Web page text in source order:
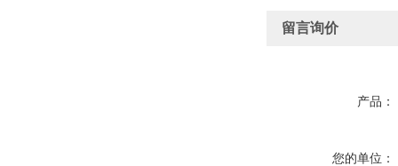
留言询价
产品：
您的单位：